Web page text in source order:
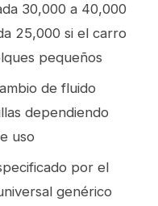
30,000 a 40,000
25,000 si el carro
pequeños
de fluido
dependiendo
uso
por el
genérico